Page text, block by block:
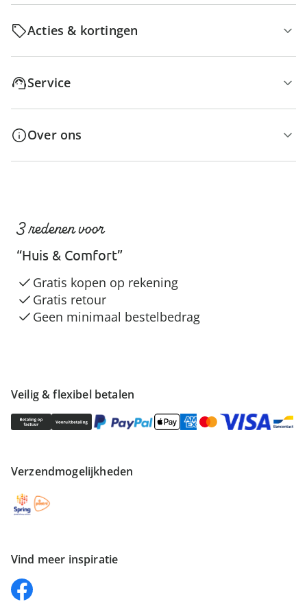
Acties & kortingen
Service
Over ons
Veilig & flexibel betalen
Verzendmogelijkheden
Vind meer inspiratie
3 redenen voor
“Huis & Comfort”
Gratis kopen op rekening
Gratis retour
Geen minimaal bestelbedrag